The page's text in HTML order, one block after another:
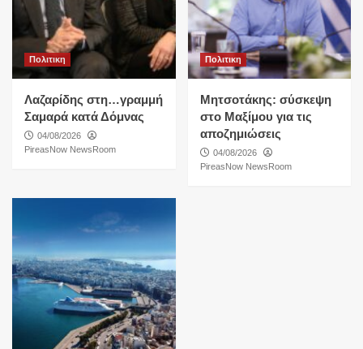
Πολιτικη
Λαζαρίδης στη…γραμμή
Σαμαρά κατά Δόμνας
04/08/2026
PireasNow NewsRoom
Πολιτικη
Μητσοτάκης: σύσκεψη
στο Μαξίμου για τις
αποζημιώσεις
04/08/2026
PireasNow NewsRoom